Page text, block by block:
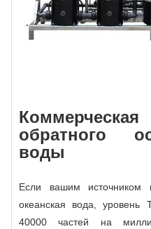
обратного
воды
Если вашим источником
океанская вода, уровень
40000 частей на